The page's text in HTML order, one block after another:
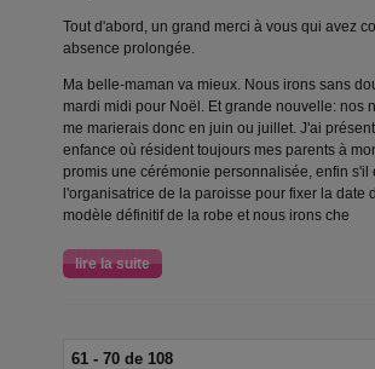
Tout d'abord, un grand merci à vous qui avez
absence prolongée.
Ma belle-maman va mieux. Nous irons sans
mardi midi pour Noël. Et grande nouvelle: nos
me marierais donc en juin ou juillet. J'ai
enfance où résident toujours mes parents à
promis une cérémonie personnalisée, enfin s'il
l'organisatrice de la paroisse pour fixer la date
modèle définitif de la robe et nous irons che
lire la suite
61 - 70 de 108